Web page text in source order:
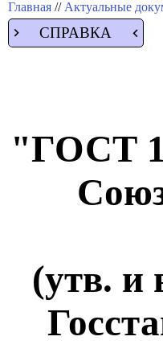
Главная // Актуальные
СПРАВКА
"ГОСТ
(утв. и